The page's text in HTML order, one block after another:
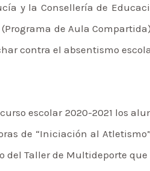
y la Consellería de
(Programa de Aula
contra el absentismo
escolar 2020-2021 los
de “Iniciación al
del Taller de Multideporte